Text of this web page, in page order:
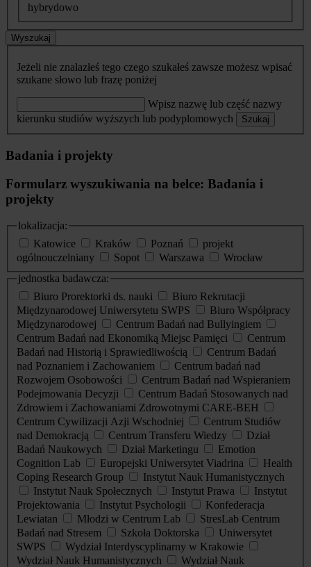
hybrydowo
Wyszukaj
Jeżeli nie znalazłeś tego czego szukałeś zawsze możesz wpisać
szukane słowo lub frazę poniżej
Wpisz nazwę lub część nazwy
kierunku studiów wyższych lub podyplomowych
Szukaj
Badania i projekty
Formularz wyszukiwania na belce: Badania i
projekty
lokalizacja:
Katowice
Kraków Poznań
projekt
ogólnouczelniany
Sopot Warszawa
Wrocław
jednostka badawcza:
Biuro Prorektorki ds. nauki
Biuro Rekrutacji
Międzynarodowej Uniwersytetu SWPS
Biuro Współpracy
Międzynarodowej
Centrum Badań nad Bullyingiem
Centrum Badań nad Ekonomiką Miejsc Pamięci
Centrum
Badań nad Historią i Sprawiedliwością
Centrum Badań
nad Poznaniem i Zachowaniem
Centrum badań nad
Rozwojem Osobowości
Centrum Badań nad Wspieraniem
Podejmowania Decyzji
Centrum Badań Stosowanych nad
Zdrowiem i Zachowaniami Zdrowotnymi CARE-BEH
Centrum Cywilizacji Azji Wschodniej
Centrum Studiów
nad Demokracją
Centrum Transferu Wiedzy
Dział
Badań Naukowych
Dział Marketingu
Emotion
Cognition Lab
Europejski Uniwersytet Viadrina
Health
Coping Research Group
Instytut Nauk Humanistycznych
Instytut Nauk Społecznych
Instytut Prawa
Instytut
Projektowania
Instytut Psychologii
Konfederacja
Lewiatan
Młodzi w Centrum Lab
StresLab Centrum
Badań nad Stresem
Szkoła Doktorska
Uniwersytet
SWPS
Wydział Interdyscyplinarny w Krakowie
Wydział Nauk Humanistycznych
Wydział Nauk